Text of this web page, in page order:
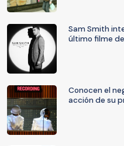
Sam Smith
último filme
Conocen el
acción de su